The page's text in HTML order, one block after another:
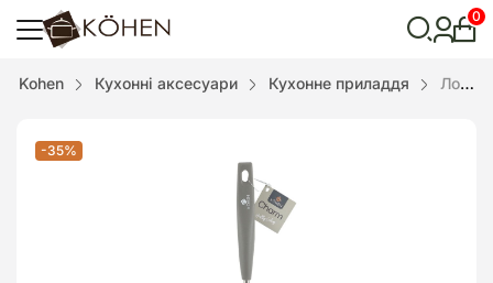
пошук
0
Kohen Кухонні аксесуари Кухонне приладдя Лопатка 40 см Charm Kohen
-35%